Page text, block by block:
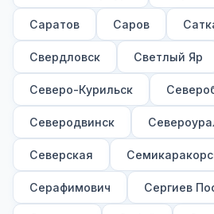
Саратов Саров
Свердловск Светлый Яр
Северо-Курильск
Северодвинск
Северская
Серафимович Сергиев